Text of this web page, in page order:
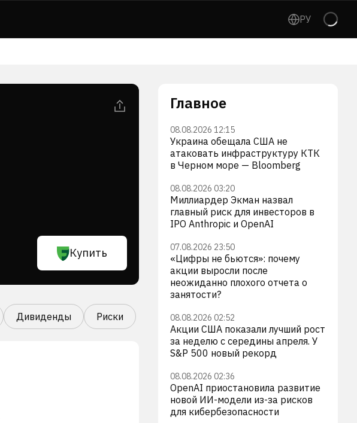
РУ
Купить
Дивиденды Риски
Главное
08.08.2026 12:15
Украина обещала США не
атаковать инфраструктуру КТК
в Черном море — Bloomberg
08.08.2026 03:20
Миллиардер Экман назвал
главный риск для инвесторов в
IPO Anthropic и OpenAI
07.08.2026 23:50
«Цифры не бьются»: почему
акции выросли после
неожиданно плохого отчета о
занятости?
08.08.2026 02:52
Акции США показали лучший рост
за неделю с середины апреля. У
S&P 500 новый рекорд
08.08.2026 02:36
OpenAI приостановила развитие
новой ИИ-модели из-за рисков
для кибербезопасности